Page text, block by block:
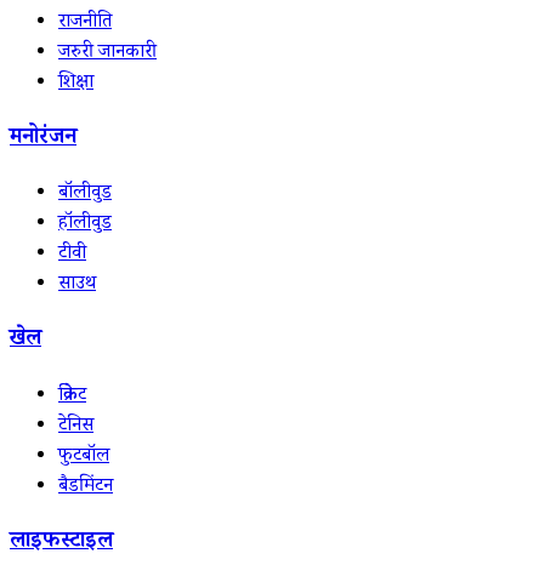
राजनीति
जरुरी जानकारी
शिक्षा
मनोरंजन
बॉलीवुड
हॉलीवुड
टीवी
साउथ
खेल
क्रिकेट
टेनिस
फुटबॉल
बैडमिंटन
लाइफस्टाइल